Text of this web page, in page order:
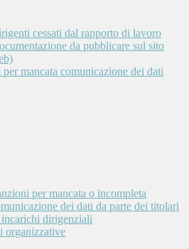
cessati dal rapporto di lavoro
da pubblicare sul sito
per mancata comunicazione dei dati
per mancata o incompleta
dei dati da parte dei titolari
dirigenziali
organizzative